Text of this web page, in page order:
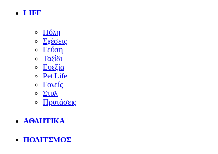
LIFE
Πόλη
Σχέσεις
Γεύση
Ταξίδι
Ευεξία
Pet Life
Γονείς
Στυλ
Προτάσεις
ΑΘΛΗΤΙΚΑ
ΠΟΛΙΤΣΜΟΣ